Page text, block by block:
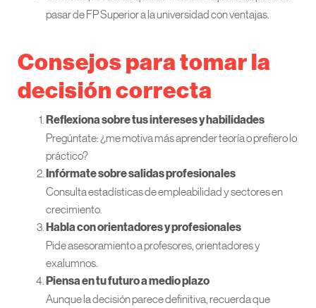
pasar de FP Superior a la universidad con ventajas.
Consejos para tomar la
decisión correcta
Reflexiona sobre tus intereses y habilidades
Pregúntate: ¿me motiva más aprender teoría o prefiero lo
práctico?
Infórmate sobre salidas profesionales
Consulta estadísticas de empleabilidad y sectores en
crecimiento.
Habla con orientadores y profesionales
Pide asesoramiento a profesores, orientadores y
exalumnos.
Piensa en tu futuro a medio plazo
Aunque la decisión parece definitiva, recuerda que